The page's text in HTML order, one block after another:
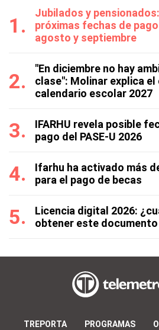
Jubilados y
próximas fechas de pago
agosto y septiembre
"En diciembre no hay
clase": Molinar explica el
calendario escolar 2027
IFARHU revela posible
pago del PASE-U 2026
Ifarhu ha activado más
para el pago de becas
Licencia digital 2026:
obtener este documento
TREPORTA PROGRAMAS